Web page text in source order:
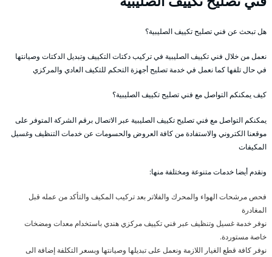
هل تبحث عن فني تصليح تكييف الصليبية؟
نعمل من خلال فني تكييف الصليبية في تركيب دكتات التكييف وتبديل الدكتات وصيانتها
في حال تلفها كما نعمل في خدمة تصليح أجهزة التحكم للتكيف العادي والمركزي
كيف يمكنكم التواصل مع فني تصليح تكييف الصليبية؟
يمكنكم التواصل مع فني تصليح تكييف الصليبية عبر الاتصال برقم الشركة المتوفر على
موقعنا الكتروني والاستفادة من كافة العروض والحسومات عن خدمات التنظيف وغسيل
المكيفات
ونقدم أيضا خدمات متنوعة ومختلفة منها:
فحص مرشحات الهواء والمحرك والفلاتر بعد تركيب المكيف والتأكد من عمله قبل
المغادرة
نوفر خدمة غسيل وتنظيف عبر فني تكييف مركزي هندي باستخدام معدات ومضخات
خاصة مستوردة.
نوفر كافة قطع الغيار اللازمة ونعمل على تبديلها وصيانتها وبسعر التكلفة إضافة الى